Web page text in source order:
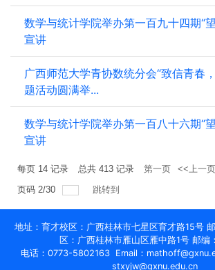
数学与统计学院举办第一百九十四期“
宣讲
广西师范大学青协数统分会“致信青春
题活动圆满举...
数学与统计学院举办第一百八十六期“
宣讲
每页 14 记录 总共 413 记录 第一页 <<上一页
页码 2/30 跳转到
地址：育才校区：广西桂林市七星区育才路15号
区：广西桂林市雁山区雁中路1号 邮编
电话：0773-5802163 Email：
stxyjw@gxnu.edu.cn